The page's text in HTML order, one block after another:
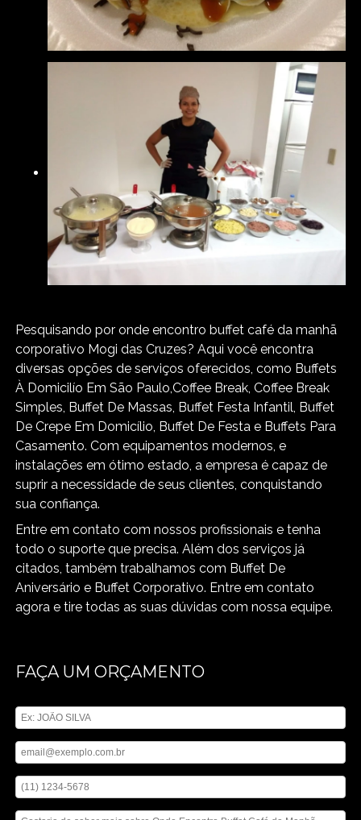
Pesquisando por onde encontro buffet café da manhã
corporativo Mogi das Cruzes? Aqui você encontra
diversas opções de serviços oferecidos, como Buffets
À Domicilío Em São Paulo,Coffee Break, Coffee Break
Simples, Buffet De Massas, Buffet Festa Infantil, Buffet
De Crepe Em Domicílio, Buffet De Festa e Buffets Para
Casamento. Com equipamentos modernos, e
instalações em ótimo estado, a empresa é capaz de
suprir a necessidade de seus clientes, conquistando
sua confiança.
Entre em contato com nossos profissionais e tenha
todo o suporte que precisa. Além dos serviços já
citados, também trabalhamos com Buffet De
Aniversário e Buffet Corporativo. Entre em contato
agora e tire todas as suas dúvidas com nossa equipe.
FAÇA UM ORÇAMENTO